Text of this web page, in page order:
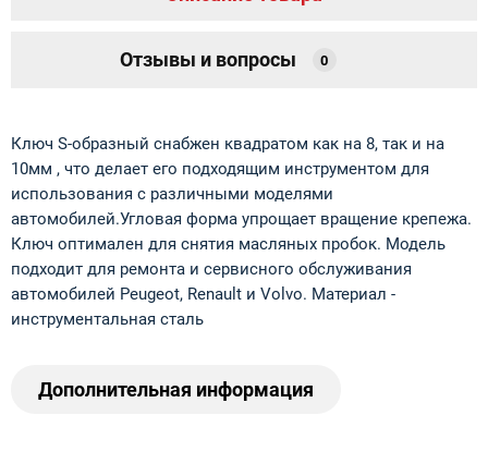
Отзывы и вопросы 0
Ключ S-образный cнабжен квадратом как на 8, так и на
10мм , что делает его подходящим инструментом для
использования с различными моделями
автомобилей.Угловая форма упрощает вращение крепежа.
Ключ оптимален для снятия масляных пробок. Модель
подходит для ремонта и сервисного обслуживания
автомобилей Peugeot, Renault и Volvo. Материал -
инструментальная сталь
Дополнительная информация